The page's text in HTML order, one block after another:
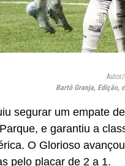
Bartô Granja, Edição,
segurar um empate
e garantiu a
O Glorioso
pelo placar de 2 a 1.